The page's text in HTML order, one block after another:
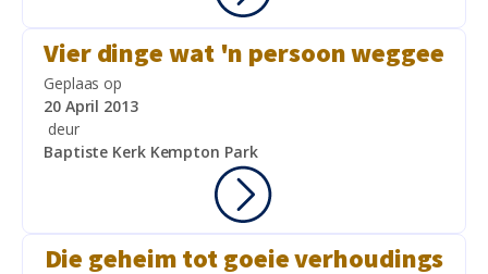
Vier dinge wat 'n persoon weggee
Geplaas op
20 April 2013
deur
Baptiste Kerk Kempton Park
Die geheim tot goeie verhoudings